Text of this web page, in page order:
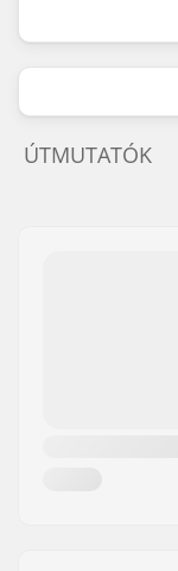
ÚTMUTATÓK